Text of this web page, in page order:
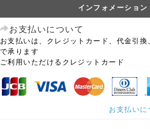
インフォメーション
お支払いについて
お支払いは、クレジットカード、代金引
で承ります
ご利用いただけるクレジットカード
お支払い